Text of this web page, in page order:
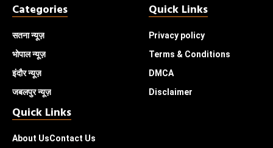
Categories
सतना न्यूज़
भोपालन्यूज़
इंदौरन्यूज़
जबलपुर न्यूज़
Quick Links
Privacy policy
Terms & Conditions
DMCA
Disclaimer
Quick Links
About UsContact Us